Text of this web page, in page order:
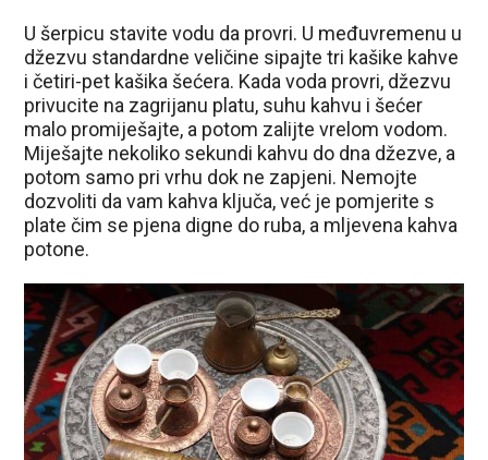
U šerpicu stavite vodu da provri. U međuvremenu u
džezvu standardne veličine sipajte tri kašike kahve
i četiri-pet kašika šećera. Kada voda provri, džezvu
privucite na zagrijanu platu, suhu kahvu i šećer
malo promiješajte, a potom zalijte vrelom vodom.
Miješajte nekoliko sekundi kahvu do dna džezve, a
potom samo pri vrhu dok ne zapjeni. Nemojte
dozvoliti da vam kahva ključa, već je pomjerite s
plate čim se pjena digne do ruba, a mljevena kahva
potone.